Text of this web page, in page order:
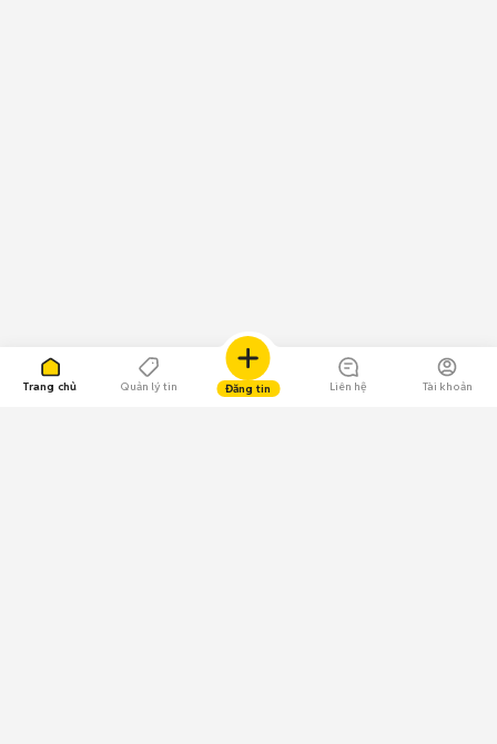
Trang chủ Quản lý tin Đăng tin Liên hệ Tài khoản